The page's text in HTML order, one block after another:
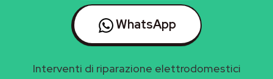
WhatsApp
Interventi di riparazione elettrodomestici